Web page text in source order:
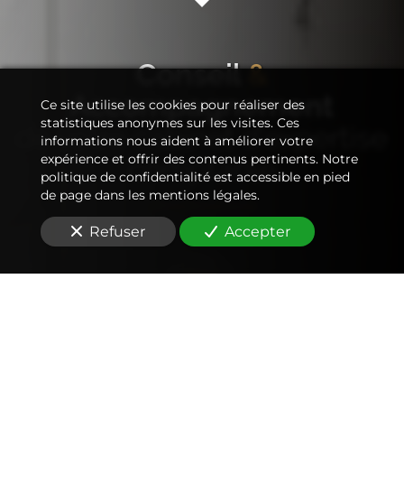
Conseil&
Accompagnement
de votrecabinet d'expertise
comptable
Ce site utilise les cookies pour réaliser des
statistiques anonymes sur les visites. Ces
informations nous aident à améliorer votre
expérience et offrir des contenus pertinents. Notre
politique de confidentialité est accessible en pied
de page dans les mentions légales.
Refuser Accepter